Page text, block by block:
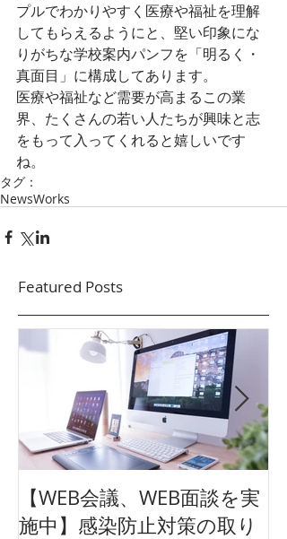
プルでわかりやすく医療や福祉を理解
してもらえるようにと、堅い印象にな
りがちな学校案内パンフを「明るく・
真面目」に構成してあります。
医療や福祉など需要が高まるこの業
界、たくさんの若い人たちが興味と志
をもって入ってくれると嬉しいです
ね。
タグ：
NewsWorks
Featured Posts
【WEB会議、WEB面談を実
施中】感染防止対策の取り